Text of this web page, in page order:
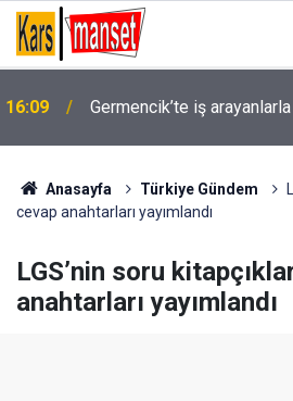
16:09
bilgilendirmesi
Anasayfa Türkiye Gündem
cevap anahtarları yayımlandı
LGS’nin soru
anahtarları yayımlandı